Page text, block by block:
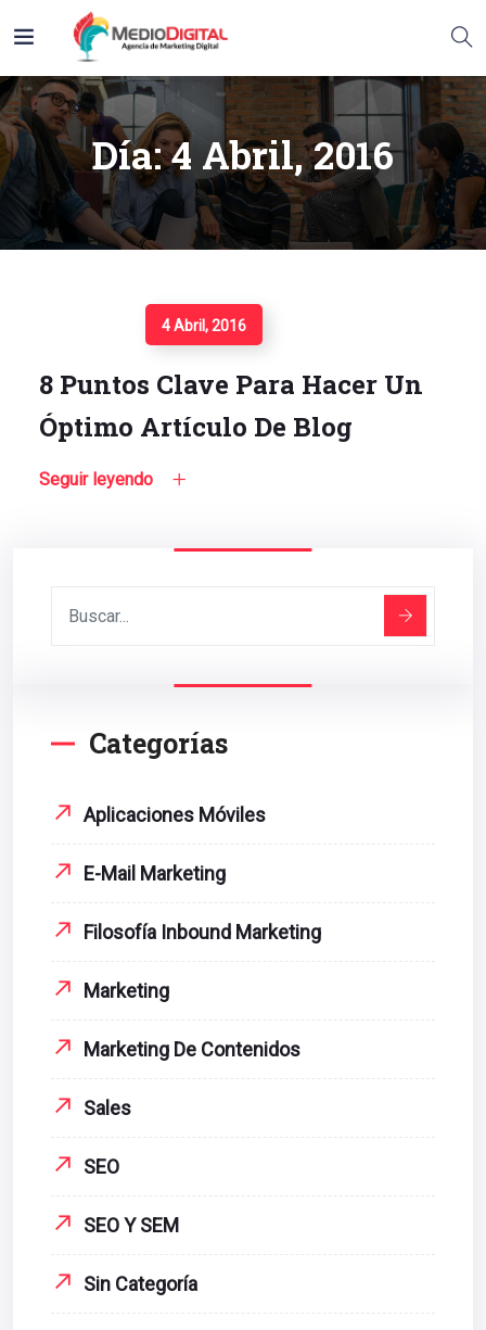
Día:4 Abril, 2016
4 Abril, 2016
8 Puntos Clave Para Hacer Un
Óptimo Artículo De Blog
Seguir leyendo
Categorías
Aplicaciones Móviles
E-Mail Marketing
Filosofía Inbound Marketing
Marketing
Marketing De Contenidos
Sales
SEO
SEO Y SEM
Sin Categoría